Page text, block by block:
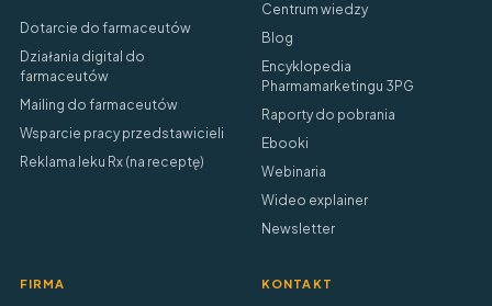
Dotarcie do farmaceutów
Działania digital do
farmaceutów
Mailing do farmaceutów
Wsparcie pracy przedstawicieli
Reklama leku Rx (na receptę)
Centrum wiedzy
Blog
Encyklopedia
Pharmamarketingu 3PG
Raporty do pobrania
Ebooki
Webinaria
Wideo explainer
Newsletter
FIRMA KONTAKT